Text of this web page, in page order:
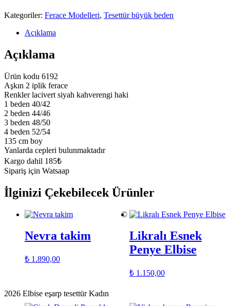
Kategoriler: Ferace Modelleri, Tesettür büyük beden
Açıklama
Açıklama
Ürün kodu 6192
Aşkın 2 iplik ferace
Renkler lacivert siyah kahverengi haki
1 beden 40/42
2 beden 44/46
3 beden 48/50
4 beden 52/54
135 cm boy
Yanlarda cepleri bulunmaktadır
Kargo dahil 185₺
Sipariş için Watsaap
İlginizi Çekebilecek Ürünler
Nevra takim
₺ 1.890,00
Likralı Esnek
Penye Elbise
₺1.150,00
©
2026 Elbise eşarp tesettür Kadın